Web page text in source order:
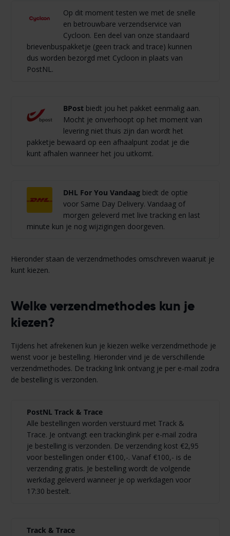
Op dit moment testen we met de snelle
en betrouwbare verzendservice van
Cycloon. Een deel van onze standaard
brievenbuspakketje (geen track and trace) kunnen
dus worden bezorgd met Cycloon in plaats van
PostNL.
BPost biedt jou het pakket eenmalig aan.
Mocht je onverhoopt op het moment van
levering niet thuis zijn dan wordt het
pakketje bewaard op een afhaalpunt zodat je die
kunt afhalen wanneer het jou uitkomt.
DHL For You Vandaagbiedt de optie
voor Same Day Delivery. Vandaag of
morgen geleverd met live tracking en last
minute kun je nog wijzigingen doorgeven.
Hieronder staan de verzendmethodes omschreven waaruit je
kunt kiezen.
Welke verzendmethodes kun je
kiezen?
Tijdens het afrekenen kun je kiezen welke verzendmethode je
wenst voor je bestelling. Hieronder vind je de verschillende
verzendmethodes. De tracking link ontvang je per e-mail zodra
de bestelling is verzonden.
PostNL Track & Trace
Alle bestellingen worden verstuurd met Track &
Trace. Je ontvangt een trackinglink per e-mail zodra
je bestelling is verzonden. De verzending kost €2,95
voor bestellingen onder €100,-. Vanaf €100,- is de
verzending gratis. Je bestelling wordt de volgende
werkdag geleverd wanneer je op werkdagen voor
17:30 bestelt.
Track & Trace